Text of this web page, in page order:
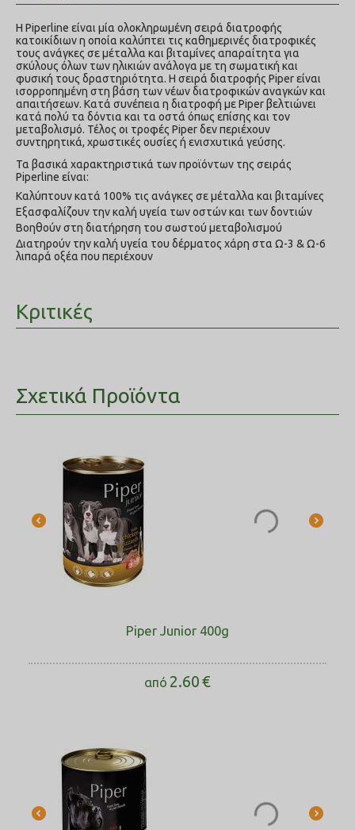
Η Piperline είναι μία ολοκληρωμένη σειρά διατροφής
κατοικίδιων η οποία καλύπτει τις καθημερινές διατροφικές
τους ανάγκες σε μέταλλα και βιταμίνες απαραίτητα για
σκύλους όλων των ηλικιών ανάλογα με τη σωματική και
φυσική τους δραστηριότητα. Η σειρά διατροφής Piper είναι
ισορροπημένη στη βάση των νέων διατροφικών αναγκών και
απαιτήσεων. Κατά συνέπεια η διατροφή με Piper βελτιώνει
κατά πολύ τα δόντια και τα οστά όπως επίσης και τον
μεταβολισμό. Τέλος οι τροφές Piper δεν περιέχουν
συντηρητικά, χρωστικές ουσίες ή ενισχυτικά γεύσης.
Τα βασικά χαρακτηριστικά των προϊόντων της σειράς
Piperline είναι:
Καλύπτουν κατά 100% τις ανάγκες σε μέταλλα και βιταμίνες
Εξασφαλίζουν την καλή υγεία των οστών και των δοντιών
Βοηθούν στη διατήρηση του σωστού μεταβολισμού
Διατηρούν την καλή υγεία του δέρματος χάρη στα Ω-3 & Ω-6
λιπαρά οξέα που περιέχουν
Κριτικές
Σχετικά Προϊόντα
Piper Junior 400g
από 2.60€